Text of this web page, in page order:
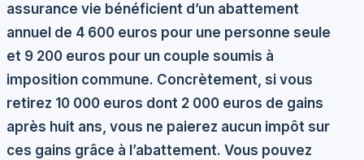
assurance vie bénéficient d’un abattement
annuel de 4 600 euros pour une personne seule
et 9 200 euros pour un couple soumis à
imposition commune. Concrètement, si vous
retirez 10 000 euros dont 2 000 euros de gains
après huit ans, vous ne paierez aucun impôt sur
ces gains grâce à l’abattement. Vous pouvez